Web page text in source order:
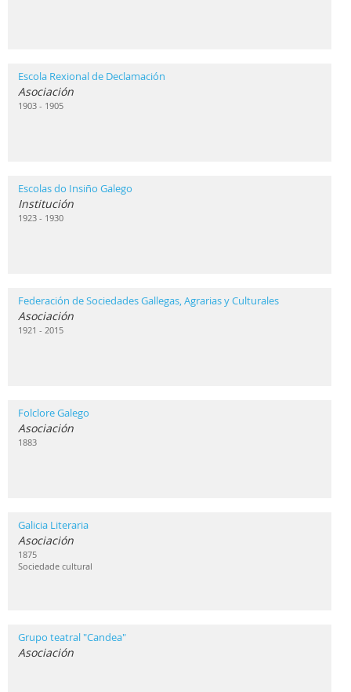
Escola Rexional de Declamación
Asociación
1903 - 1905
Escolas do Insiño Galego
Institución
1923 - 1930
Federación de Sociedades Gallegas, Agrarias y Culturales
Asociación
1921 - 2015
Folclore Galego
Asociación
1883
Galicia Literaria
Asociación
1875
Sociedade cultural
Grupo teatral "Candea"
Asociación